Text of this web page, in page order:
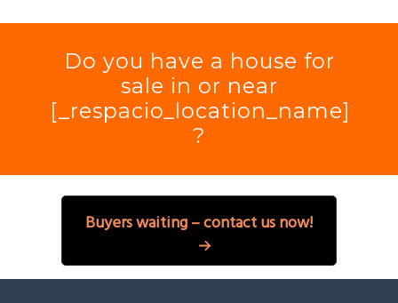
Do you have a house for
sale in or near
[_respacio_location_name]
?
Buyers waiting – contact us now!